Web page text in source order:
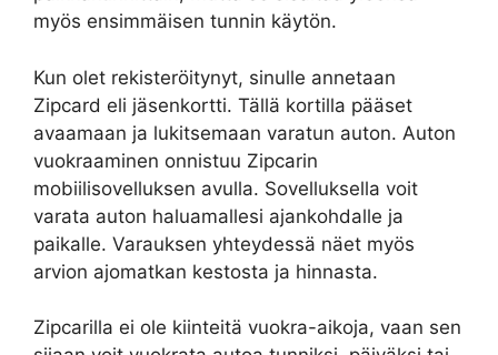
myös ensimmäisen tunnin käytön.
Kun olet rekisteröitynyt, sinulle annetaan
Zipcard eli jäsenkortti. Tällä kortilla pääset
avaamaan ja lukitsemaan varatun auton. Auton
vuokraaminen onnistuu Zipcarin
mobiilisovelluksen avulla. Sovelluksella voit
varata auton haluamallesi ajankohdalle ja
paikalle. Varauksen yhteydessä näet myös
arvion ajomatkan kestosta ja hinnasta.
Zipcarilla ei ole kiinteitä vuokra-aikoja, vaan sen